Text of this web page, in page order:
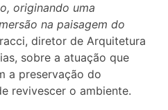
originando uma
na paisagem do
diretor de Arquitetura
sobre a atuação que
a preservação do
revivescer o ambiente.